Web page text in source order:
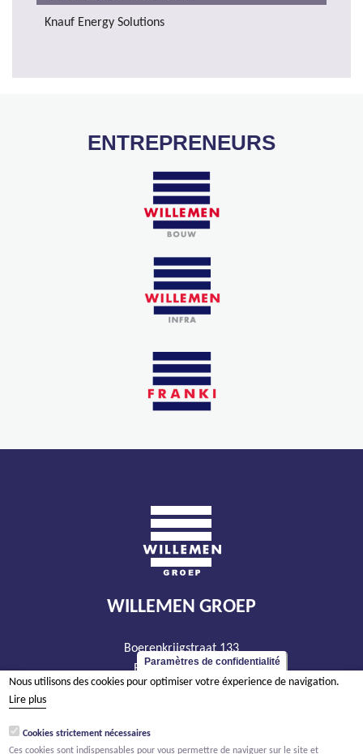
Knauf Energy Solutions
ENTREPRENEURS
WILLEMEN GROEP
Boerenkrijgstraat 133
BE - 2800 Malines
tél +32 15 569 965
Paramètres de confidentialité
Nous utilisons des cookies pour optimiser votre éxperience de navigation.
Lire plus
Cookies strictement nécessaires
Ces cookies sont indispensables pour vous permettre de naviguer sur le site et